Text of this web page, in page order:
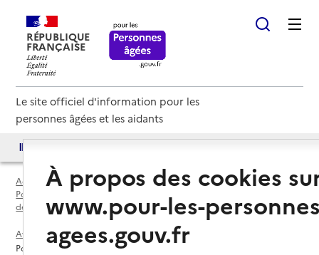
RÉPUBLIQUE
FRANÇAISE
Le site officiel d'information pour les
personnes âgées et les aidants
Accueil
Espace annuaire
Points d'information locaux dédiés aux personnes âgées par
département
Aveyron (12)
Naucelle
Point Info Séniors - Centre Social et Culturel du Pays Ségali
À propos des cookies
www.pour-les-
agees.gouv.fr